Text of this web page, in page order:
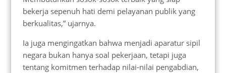
bekerja sepenuh hati demi pelayanan publik yang
berkualitas,” ujarnya.
Ia juga mengingatkan bahwa menjadi aparatur sipil
negara bukan hanya soal pekerjaan, tetapi juga
tentang komitmen terhadap nilai-nilai pengabdian,